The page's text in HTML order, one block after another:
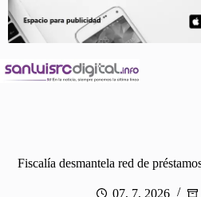
contenido
Fiscalía desmantela red de
07, 7, 2026